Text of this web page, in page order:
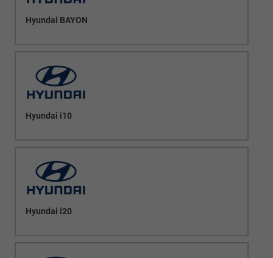
Hyundai BAYON
Hyundai i10
Hyundai i20